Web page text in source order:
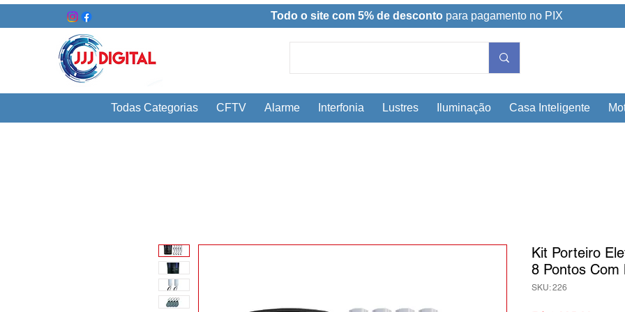
Todo o site com 5% de desconto para pagamento no PIX
Todas Categorias CFTV Alarme Interfonia Lustres Iluminação Casa Inteligente
Kit Porteiro
8 Pontos Com
SKU: 226